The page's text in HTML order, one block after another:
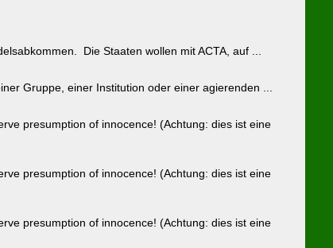
Die Staaten wollen mit ACTA, auf ...
Gruppe, einer Institution oder einer agierenden ...
presumption of innocence! (Achtung: dies ist eine
presumption of innocence! (Achtung: dies ist eine
presumption of innocence! (Achtung: dies ist eine